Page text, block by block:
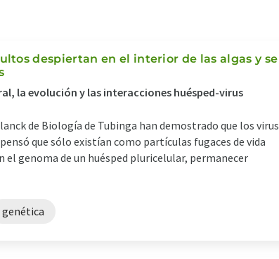
despiertan en el interior de las algas y se
la evolución y las interacciones huésped-virus
de Biología de Tubinga han demostrado que los virus
que sólo existían como partículas fugaces de vida
genoma de un huésped pluricelular, permanecer
genética